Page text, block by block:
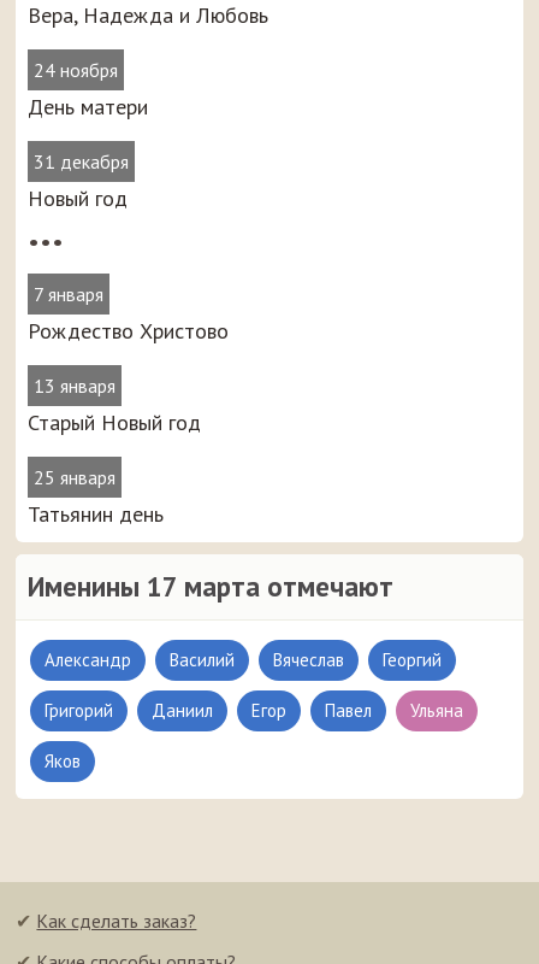
Вера, Надежда и Любовь
24 ноября
День матери
31 декабря
Новый год
•••
7 января
Рождество Христово
13 января
Старый Новый год
25 января
Татьянин день
Именины 17 марта отмечают
Александр Василий Вячеслав Георгий
Григорий Даниил Егор Павел Ульяна
Яков
✔ Как сделать заказ?